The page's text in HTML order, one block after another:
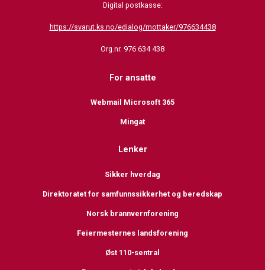
Digital postkasse:
https://svarut.ks.no/edialog/mottaker/976634438
Org.nr. 976 634 438
For ansatte
Webmail Microsoft 365
Mingat
Lenker
Sikker hverdag
Direktoratet for samfunnssikkerhet og beredskap
Norsk brannvernforening
Feiermesternes landsforening
Øst 110-sentral